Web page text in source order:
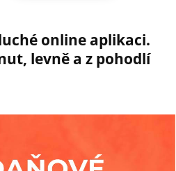
online aplikaci.
levně a z pohodlí